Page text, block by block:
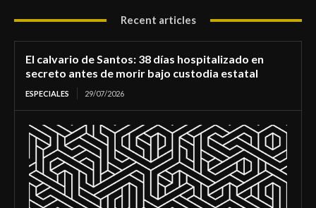
Recent articles
El calvario de Santos: 38 días hospitalizado en
secreto antes de morir bajo custodia estatal
ESPECIALES 29/07/2026